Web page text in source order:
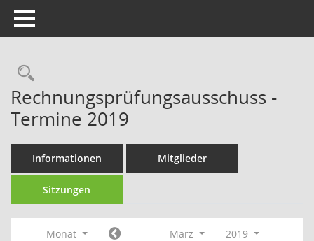
Toggle navigation
Rechercheauswahl
Rechnungsprüfungsausschuss -
Termine 2019
Informationen Mitglieder
Sitzungen
Monat März
2019